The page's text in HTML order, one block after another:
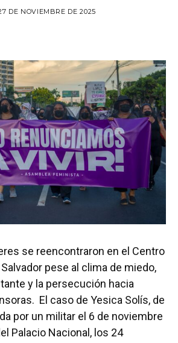
DE NOVIEMBRE DE 2025
se reencontraron en el Centro
pese al clima de miedo,
y la persecución hacia
El caso de Yesica Solís, de
por un militar el 6 de noviembre
Palacio Nacional, los 24